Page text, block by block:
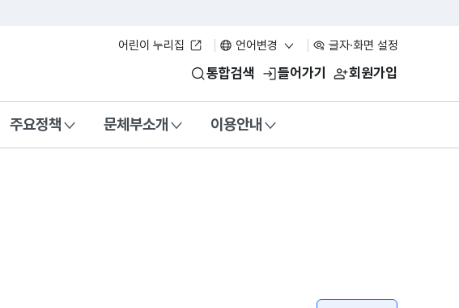
어린이 누리집 언어변경 글자·화면 설정
통합검색 들어가기 회원가입
주요정책 문체부소개 이용안내